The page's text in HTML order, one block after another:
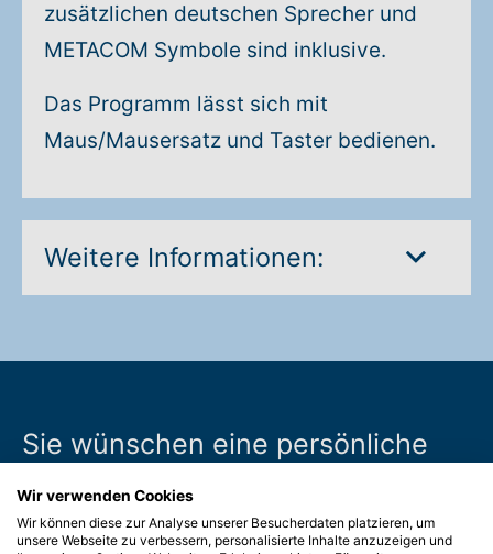
zusätzlichen deutschen Sprecher und
METACOM Symbole sind inklusive.
Das Programm lässt sich mit
Maus/Mausersatz und Taster bedienen.
Weitere Informationen:
Sie wünschen eine persönliche
Wir sind nah für Sie da. Schicken Sie uns eine
Wir verwenden Cookies
Wir können diese zur Analyse unserer Besucherdaten platzieren, um
unsere Webseite zu verbessern, personalisierte Inhalte anzuzeigen und